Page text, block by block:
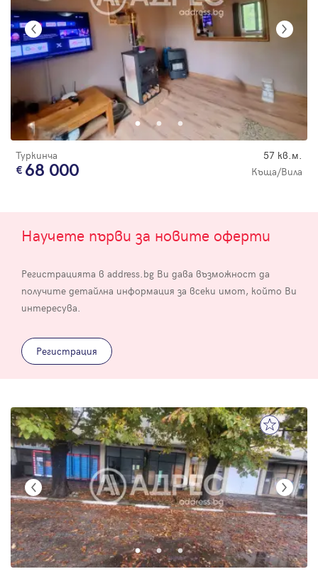
Туркинча 57 кв.м.
68 000 Къща/Вила
Научете първи за новите оферти
Регистрацията в address.bg Ви дава възможност да
получите детайлна информация за всеки имот, който Ви
интересува.
Регистрация